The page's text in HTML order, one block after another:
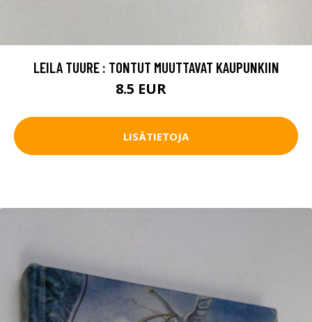
LEILA TUURE : TONTUT MUUTTAVAT KAUPUNKIIN
8.5 EUR
LISÄTIETOJA